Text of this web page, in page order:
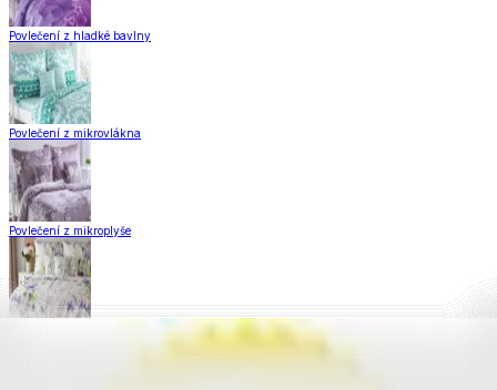
Povlečení z hladké bavlny
Povlečení z mikrovlákna
Povlečení z mikroplyše